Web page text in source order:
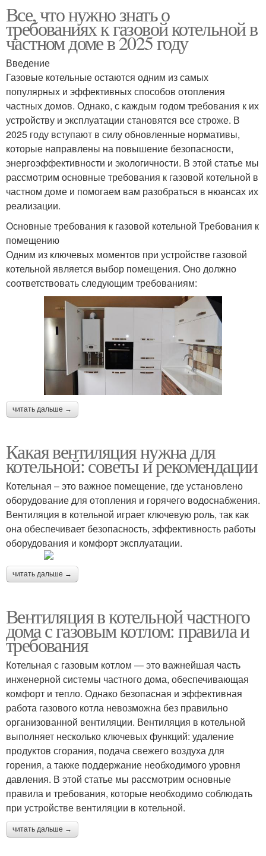
Все, что нужно знать о
требованиях к газовой котельной в
частном доме в 2025 году
Введение
Газовые котельные остаются одним из самых
популярных и эффективных способов отопления
частных домов. Однако, с каждым годом требования к их
устройству и эксплуатации становятся все строже. В
2025 году вступают в силу обновленные нормативы,
которые направлены на повышение безопасности,
энергоэффективности и экологичности. В этой статье мы
рассмотрим основные требования к газовой котельной в
частном доме и помогаем вам разобраться в нюансах их
реализации.
Основные требования к газовой котельной Требования к
помещению
Одним из ключевых моментов при устройстве газовой
котельной является выбор помещения. Оно должно
соответствовать следующим требованиям:
читать дальше →
Какая вентиляция нужна для
котельной: советы и рекомендации
Котельная – это важное помещение, где установлено
оборудование для отопления и горячего водоснабжения.
Вентиляция в котельной играет ключевую роль, так как
она обеспечивает безопасность, эффективность работы
оборудования и комфорт эксплуатации.
читать дальше →
Вентиляция в котельной частного
дома с газовым котлом: правила и
требования
Котельная с газовым котлом — это важнейшая часть
инженерной системы частного дома, обеспечивающая
комфорт и тепло. Однако безопасная и эффективная
работа газового котла невозможна без правильно
организованной вентиляции. Вентиляция в котельной
выполняет несколько ключевых функций: удаление
продуктов сгорания, подача свежего воздуха для
горения, а также поддержание необходимого уровня
давления. В этой статье мы рассмотрим основные
правила и требования, которые необходимо соблюдать
при устройстве вентиляции в котельной.
читать дальше →